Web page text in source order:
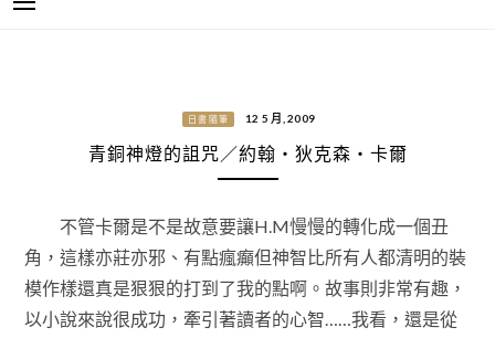
日書隨筆 12 5 月, 2009
青銅神燈的詛咒／約翰‧狄克森‧卡爾
不管卡爾是不是故意要讓H.M慢慢的轉化成一個丑
角，這樣亦莊亦邪、有點瘋癲但神智比所有人都清明的裝
模作樣還真是狠狠的打到了我的點啊。故事則非常有趣，
以小說來說很成功，牽引著讀者的心智……我看，還是從